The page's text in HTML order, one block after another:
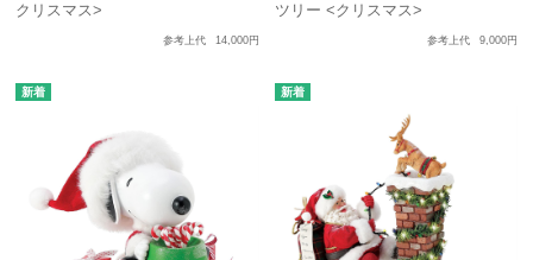
クリスマス>
参考上代 14,000円
ツリー <クリスマス>
参考上代 9,000円